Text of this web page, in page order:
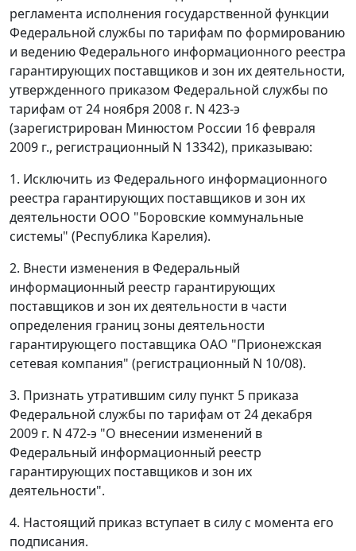
регламента исполнения государственной функции
Федеральной службы по тарифам по формированию
и ведению Федерального информационного реестра
гарантирующих поставщиков и зон их деятельности,
утвержденного приказом Федеральной службы по
тарифам от 24 ноября 2008 г. N 423-э
(зарегистрирован Минюстом России 16 февраля
2009 г., регистрационный N 13342), приказываю:
1. Исключить из Федерального информационного
реестра гарантирующих поставщиков и зон их
деятельности ООО "Боровские коммунальные
системы" (Республика Карелия).
2. Внести изменения в Федеральный
информационный реестр гарантирующих
поставщиков и зон их деятельности в части
определения границ зоны деятельности
гарантирующего поставщика ОАО "Прионежская
сетевая компания" (регистрационный N 10/08).
3. Признать утратившим силу пункт 5 приказа
Федеральной службы по тарифам от 24 декабря
2009 г. N 472-э "О внесении изменений в
Федеральный информационный реестр
гарантирующих поставщиков и зон их
деятельности".
4. Настоящий приказ вступает в силу с момента его
подписания.